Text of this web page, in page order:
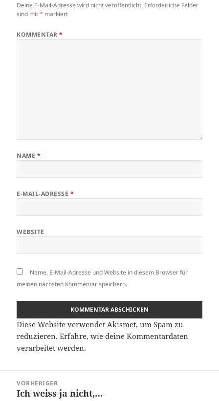
Deine E-Mail-Adresse wird nicht veröffentlicht. Erforderliche Felder
sind mit* markiert
KOMMENTAR*
NAME *
E-MAIL-ADRESSE *
WEBSITE
Name, E-Mail-Adresse und Website in diesem Browser für
meinen nächsten Kommentar speichern.
Diese Website verwendet Akismet, um Spam zu
reduzieren.Erfahre, wie deine Kommentardaten
verarbeitet werden.
VORHERIGER
Vorheriger
Ich weiss ja nicht,…